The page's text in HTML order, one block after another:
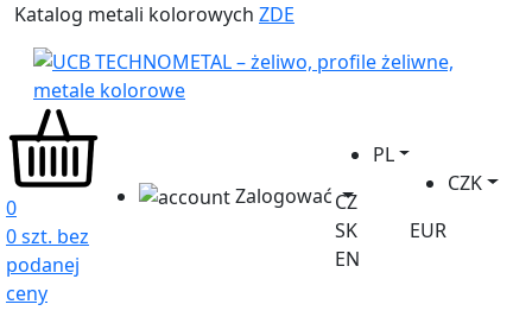
Katalog metali kolorowych ZDE
0
0 szt. bez
podanej
ceny
Zalogować
PL
CZ
SK
EN
CZK
EUR